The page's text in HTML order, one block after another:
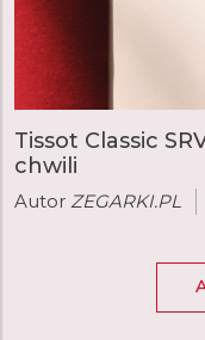
Tissot Classic
chwili
Autor ZEGARKI.PL